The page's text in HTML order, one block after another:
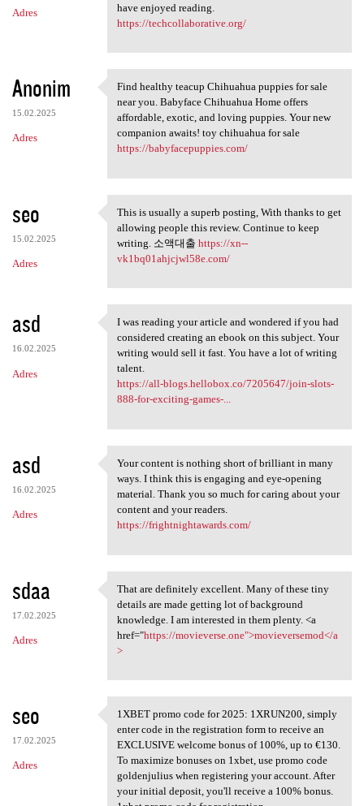
Adres
have enjoyed reading.
https://techcollaborative.org/
Anonim
15.02.2025
Adres
Find healthy teacup Chihuahua
Find healthy teacup Chihuahua puppies for sale
near you. Babyface Chihuahua Home offers
affordable, exotic, and loving puppies. Your new
companion awaits! toy chihuahua for sale
https://babyfacepuppies.com/
seo
15.02.2025
Adres
This is usually a superb
This is usually a superb posting, With thanks to get
allowing people this review. Continue to keep
writing. 소액대출 https://xn--
vk1bq01ahjcjwl58e.com/
asd
16.02.2025
Adres
I was reading your article
I was reading your article and wondered if you had
considered creating an ebook on this subject. Your
writing would sell it fast. You have a lot of writing
talent.
https://all-blogs.hellobox.co/7205647/join-slots-
888-for-exciting-games-...
asd
16.02.2025
Adres
Your content is nothing short
Your content is nothing short of brilliant in many
ways. I think this is engaging and eye-opening
material. Thank you so much for caring about your
content and your readers.
https://frightnightawards.com/
sdaa
17.02.2025
Adres
That are definitely excellent
That are definitely excellent. Many of these tiny
details are made getting lot of background
knowledge. I am interested in them plenty. <a
href="https://movieverse.one">movieversemod</a
>
seo
17.02.2025
Adres
1XBET promo code for 2025:
1XBET promo code for 2025: 1XRUN200, simply
enter code in the registration form to receive an
EXCLUSIVE welcome bonus of 100%, up to €130.
To maximize bonuses on 1xbet, use promo code
goldenjulius when registering your account. After
your initial deposit, you'll receive a 100% bonus.